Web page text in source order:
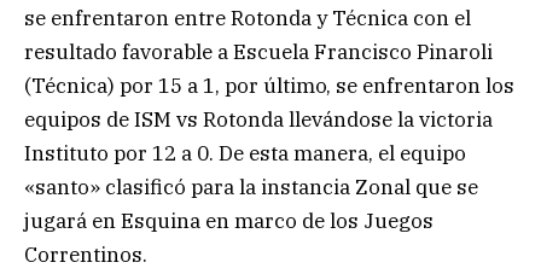
se enfrentaron entre Rotonda y Técnica con el
resultado favorable a Escuela Francisco Pinaroli
(Técnica) por 15 a 1, por último, se enfrentaron los
equipos de ISM vs Rotonda llevándose la victoria
Instituto por 12 a 0. De esta manera, el equipo
«santo» clasificó para la instancia Zonal que se
jugará en Esquina en marco de los Juegos
Correntinos.